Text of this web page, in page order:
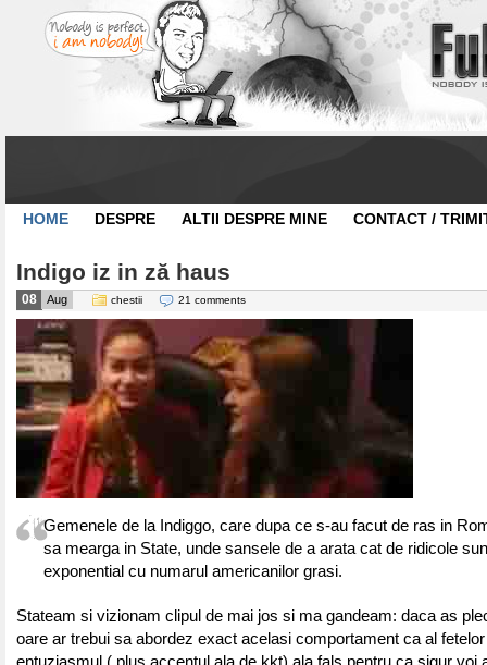
HOME DESPRE ALTII DESPRE MINE CONTACT /
Indigo iz in ză haus
08 Aug chestii 21 comments
Gemenele de la Indiggo, care dupa ce s-au facut de ras in
sa mearga in State, unde sansele de a arata cat de ridicole
exponential cu numarul americanilor grasi.
Stateam si vizionam clipul de mai jos si ma gandeam: daca as
oare ar trebui sa abordez exact acelasi comportament ca al